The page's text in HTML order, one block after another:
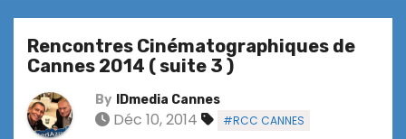
Rencontres Cinématographiques de
Cannes 2014 ( suite 3 )
By IDmedia Cannes
Déc 10, 2014 #RCC CANNES